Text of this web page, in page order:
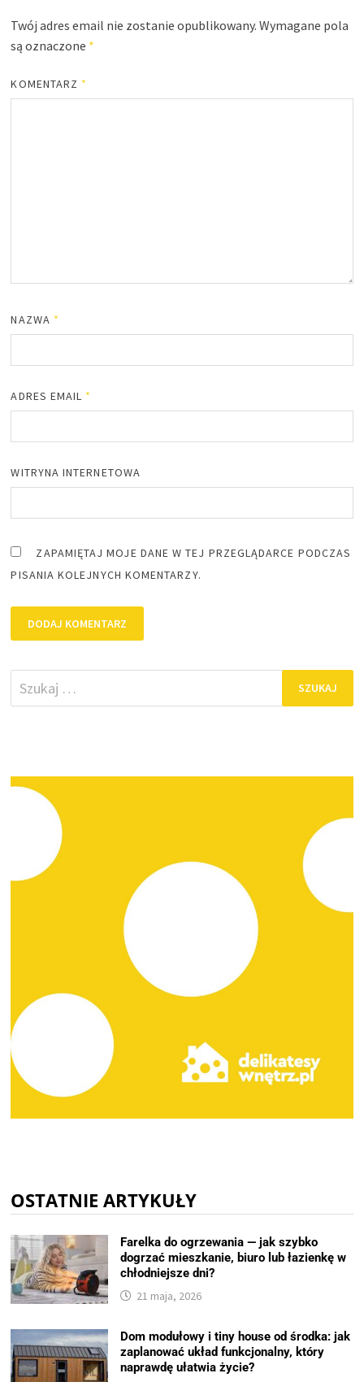
Twój adres email nie zostanie opublikowany. Wymagane pola
są oznaczone *
KOMENTARZ *
NAZWA *
ADRES EMAIL *
WITRYNA INTERNETOWA
ZAPAMIĘTAJ MOJE DANE W TEJ PRZEGLĄDARCE PODCZAS
PISANIA KOLEJNYCH KOMENTARZY.
Szukaj:
OSTATNIE ARTYKUŁY
Farelka do ogrzewania — jak szybko
dogrzać mieszkanie, biuro lub łazienkę w
chłodniejsze dni?
21 maja, 2026
Dom modułowy i tiny house od środka: jak
zaplanować układ funkcjonalny, który
naprawdę ułatwia życie?